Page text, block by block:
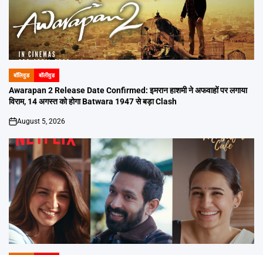
POSTED
IN
बॉलिवुड बॉलीवुड
Awarapan 2 Release Date Confirmed: इमरान हाशमी ने अफवाहों पर लगाया
विराम, 14 अगस्त को होगा Batwara 1947 से बड़ा Clash
on
August 5, 2026